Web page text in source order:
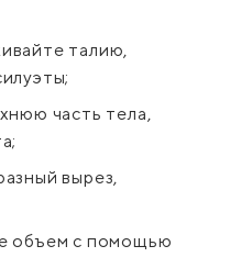
талию,
часть тела,
вырез,
объем с помощью